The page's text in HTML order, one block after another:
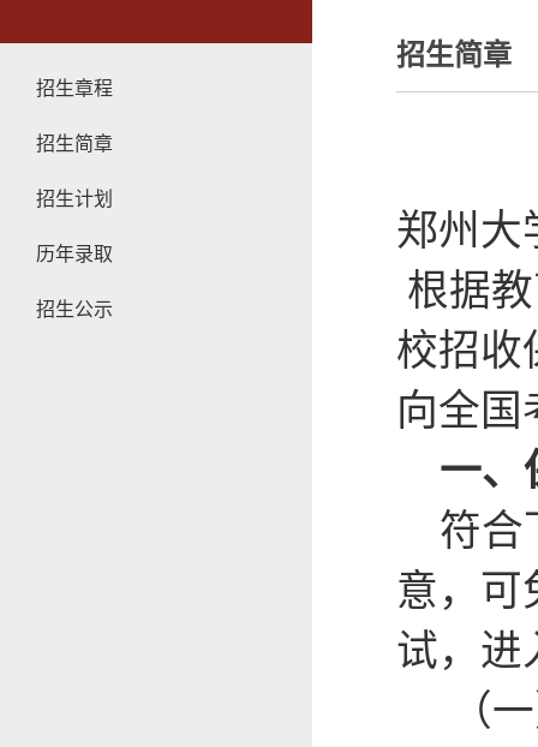
招生章程
招生简章
招生计划
历年录取
招生公示
招生简章
郑州大
根据
校招收
向全国
一、
符合
意，可
试，进
（一